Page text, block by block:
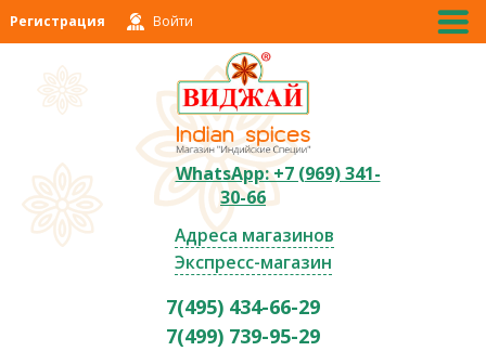
Регистрация Войти
WhatsApp: +7 (969) 341-
30-66
Адреса магазинов
Экспресс-магазин
7(495) 434-66-29
7(499) 739-95-29